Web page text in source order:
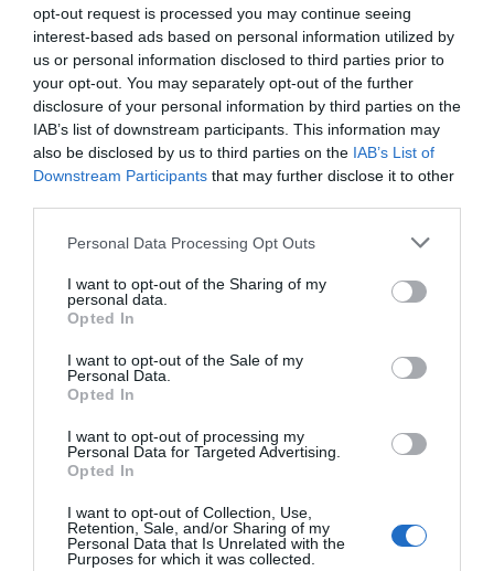
opt-out request is processed you may continue seeing
interest-based ads based on personal information utilized by
us or personal information disclosed to third parties prior to
your opt-out. You may separately opt-out of the further
disclosure of your personal information by third parties on the
IAB’s list of downstream participants. This information may
also be disclosed by us to third parties on the IAB’s List of
Downstream Participants that may further disclose it to other
Please note that this website/app uses one or more Google
not limited to your visit or usage behaviour. You may click to
grant or deny consent to Google and its third-party tags to
use your data for below specified purposes in below Google
consent section.
Personal Data Processing Opt Outs
I want to opt-out of the Sharing of my
personal data.
Opted In
I want to opt-out of the Sale of my
Personal Data.
Opted In
I want to opt-out of processing my
Personal Data for Targeted Advertising.
Opted In
I want to opt-out of Collection, Use,
Retention, Sale, and/or Sharing of my
Personal Data that Is Unrelated with the
Purposes for which it was collected.
ΑΘΛΗΤΙΚΑ
Μεξικό και Αργεντινή στηρίζουν τον
Ινφαντίνο, ενώ συνεχίζεται η κρίση
στη FIFA
Αντιμετωπίζει έντονες αντιδράσεις για την -πλέον
αποσυρμένη- πρόταση πώλησης μέρους των εμπορικών
δικαιωμάτων του Παγκοσμίου Κυπέλλου